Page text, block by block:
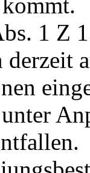
1 Z
derzeit